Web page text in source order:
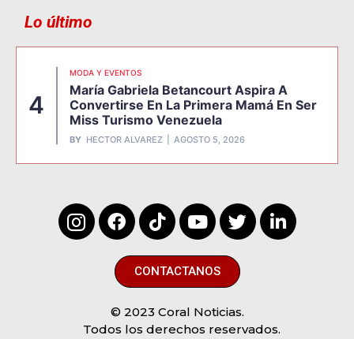
Lo último
4
MODA Y EVENTOS
María Gabriela Betancourt Aspira A
Convertirse En La Primera Mamá En Ser
Miss Turismo Venezuela
BY HECTOR ALVAREZ AGOSTO 5, 2026
CONTACTANOS
© 2023 Coral Noticias.
Todos los derechos reservados.